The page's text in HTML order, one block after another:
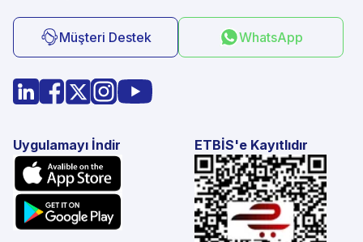
Müşteri Destek WhatsApp
Uygulamayı İndir ETBİS'e Kayıtlıdır